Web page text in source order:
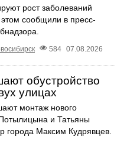
рост заболеваний
сообщили в пресс-
584 07.08.2026
обустройство
улицах
монтаж нового
и Татьяны
Максим Кудрявцев.